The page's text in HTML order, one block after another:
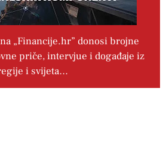
„Financije.hr” donosi brojne
priče, intervjue i događaje iz
i svijeta…